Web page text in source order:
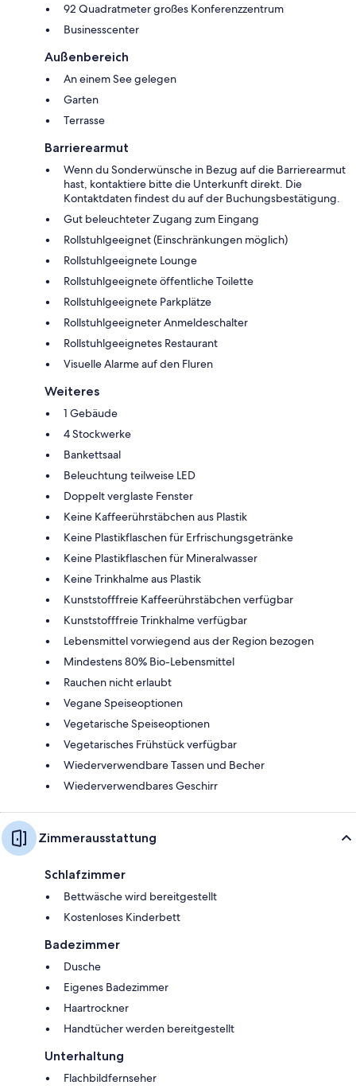
92 Quadratmeter großes Konferenzzentrum
Businesscenter
Außenbereich
An einem See gelegen
Garten
Terrasse
Barrierearmut
Wenn du Sonderwünsche in Bezug auf die Barrierearmut
hast, kontaktiere bitte die Unterkunft direkt. Die
Kontaktdaten findest du auf der Buchungsbestätigung.
Gut beleuchteter Zugang zum Eingang
Rollstuhlgeeignet (Einschränkungen möglich)
Rollstuhlgeeignete Lounge
Rollstuhlgeeignete öffentliche Toilette
Rollstuhlgeeignete Parkplätze
Rollstuhlgeeigneter Anmeldeschalter
Rollstuhlgeeignetes Restaurant
Visuelle Alarme auf den Fluren
Weiteres
1 Gebäude
4 Stockwerke
Bankettsaal
Beleuchtung teilweise LED
Doppelt verglaste Fenster
Keine Kaffeerührstäbchen aus Plastik
Keine Plastikflaschen für Erfrischungsgetränke
Keine Plastikflaschen für Mineralwasser
Keine Trinkhalme aus Plastik
Kunststofffreie Kaffeerührstäbchen verfügbar
Kunststofffreie Trinkhalme verfügbar
Lebensmittel vorwiegend aus der Region bezogen
Mindestens 80% Bio-Lebensmittel
Rauchen nicht erlaubt
Vegane Speiseoptionen
Vegetarische Speiseoptionen
Vegetarisches Frühstück verfügbar
Wiederverwendbare Tassen und Becher
Wiederverwendbares Geschirr
Zimmerausstattung
Schlafzimmer
Bettwäsche wird bereitgestellt
Kostenloses Kinderbett
Badezimmer
Dusche
Eigenes Badezimmer
Haartrockner
Handtücher werden bereitgestellt
Unterhaltung
Flachbildfernseher